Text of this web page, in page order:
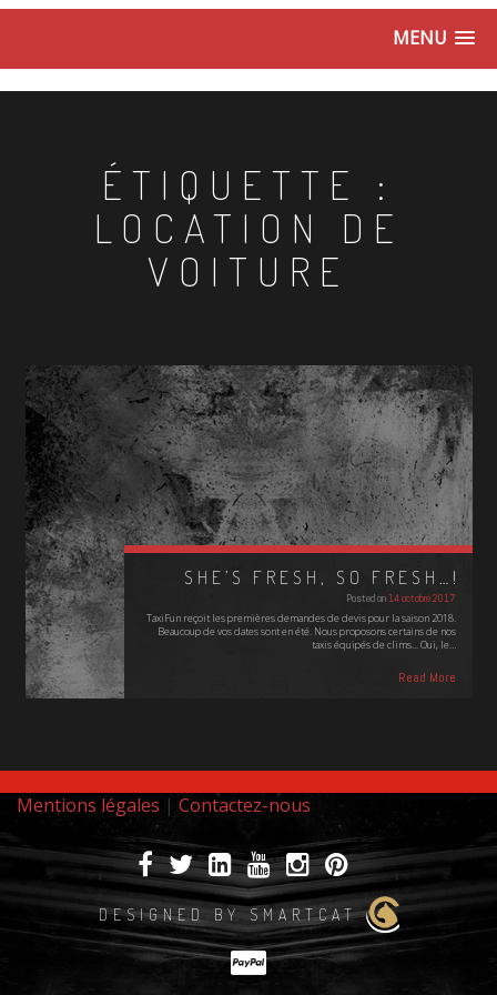
MENU
ÉTIQUETTE :
LOCATION DE
VOITURE
SHE’S FRESH, SO FRESH…!
Posted on14 octobre 2017
TaxiFun reçoit les premières demandes de devis pour la saison 2018.
Beaucoup de vos dates sont en été. Nous proposons certains de nos
taxis équipés de clims... Oui, le…
Read More
Mentions légales | Contactez-nous
DESIGNED BY SMARTCAT